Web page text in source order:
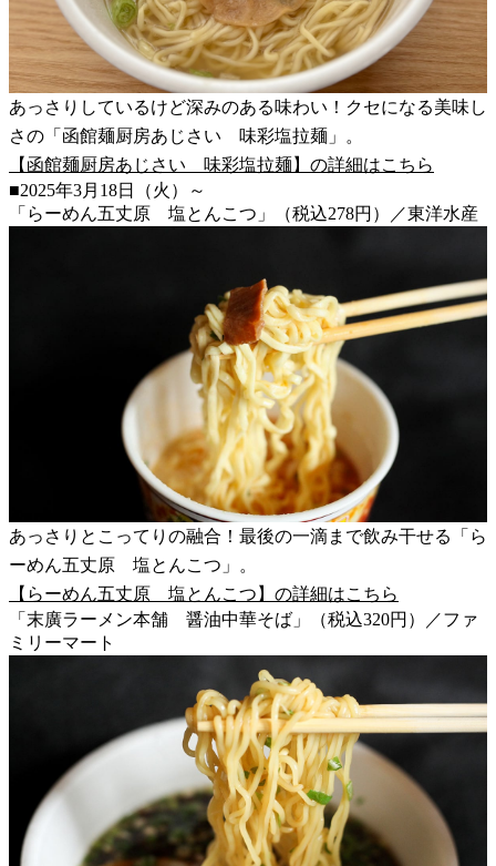
あっさりしているけど深みのある味わい！クセになる美味し
さの「函館麺厨房あじさい 味彩塩拉麺」。
【函館麺厨房あじさい 味彩塩拉麺】の詳細はこちら
■2025年3月18日（火）～
「らーめん五丈原 塩とんこつ」（税込278円）／東洋水産
あっさりとこってりの融合！最後の一滴まで飲み干せる「ら
ーめん五丈原 塩とんこつ」。
【らーめん五丈原 塩とんこつ】の詳細はこちら
「末廣ラーメン本舗 醤油中華そば」（税込320円）／ファ
ミリーマート